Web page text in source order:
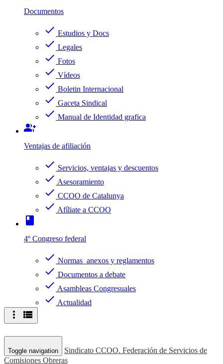
Documentos
check Estudios y Docs
check Legales
check Fotos
check Vídeos
check Boletin Internacional
check Gaceta Sindical
check Manual de Identidad grafica
group_add
Ventajas de afiliación
check Servicios, ventajas y descuentos
check Asesoramiento
check CCOO de Catalunya
check Afíliate a CCOO
book
4º Congreso federal
check Normas anexos y reglamentos
check Documentos a debate
check Asambleas Congresuales
check Actualidad
more_vert view_list
Toggle navigation
Sindicato CCOO. Federación de Servicios de
Comisiones Obreras